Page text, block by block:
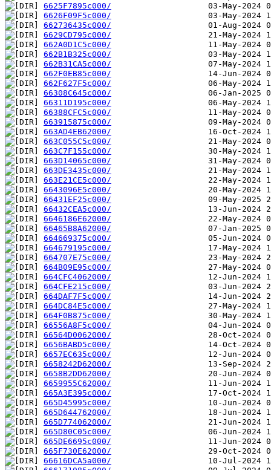
6625F7895c000/
6626F09F5c000/
662736435c000/
6629CD795c000/
662A0D1C5c000/
662B1B325c000/
662B31CA5c000/
662F0EB85c000/
662F627F5c000/
66308C645c000/
66311D195c000/
66388CFC5c000/
663915875c000/
663AD4EB62000/
663C055C5c000/
663C7F155c000/
663D14065c000/
663DE3435c000/
663E21CE5c000/
6643096E5c000/
66431EF25c000/
66432CEA5c000/
6646186E62000/
66465B8A62000/
664669375c000/
664679195c000/
664707E75c000/
664B09E95c000/
664CFC4062000/
664CFE215c000/
664DAF7F5c000/
664DC84E5c000/
664F0B875c000/
66556A8F5c000/
66564D0062000/
6656BABD5c000/
6657EC635c000/
6658242D62000/
6658B2DD62000/
6659955C62000/
665A3E395c000/
665D45995c000/
665D644762000/
665D774062000/
665D80C05c000/
665DE6695c000/
665F730E62000/
66616DCA5a000/